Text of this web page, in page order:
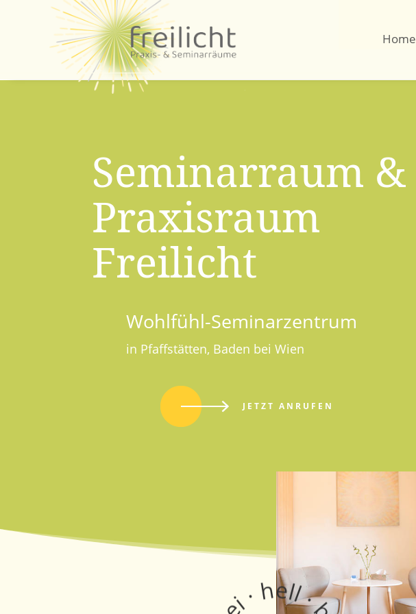
Home
Seminarraum &
Praxisraum
Freilicht
Wohlfühl-Seminarzentrum
in Pfaffstätten, Baden bei Wien
JETZT ANRUFEN